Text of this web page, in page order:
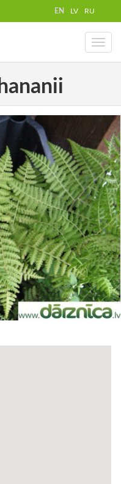
EN LV RU
Toggle